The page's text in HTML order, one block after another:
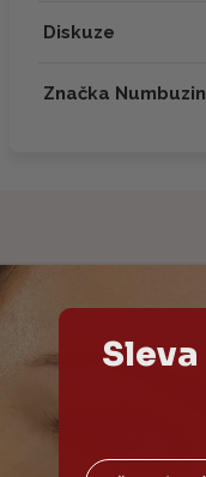
Diskuze
Značka Numbuzin
Sleva